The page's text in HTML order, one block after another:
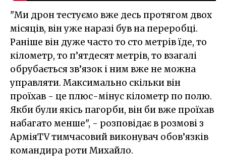
"Ми дрон тестуємо вже десь протягом двох
місяців, він уже наразі був на переробці.
Раніше він дуже часто то сто метрів їде, то
кілометр, то п’ятдесят метрів, то взагалі
обрубається зв’язок і ним вже не можна
управляти. Максимально скільки він
проїхав - це плюс-мінус кілометр по полю.
Якби були якісь пагорби, він би вже проїхав
набагато менше", - розповідає в розмові з
АрміяTV тимчасовий виконувач обов’язків
командира роти Михайло.